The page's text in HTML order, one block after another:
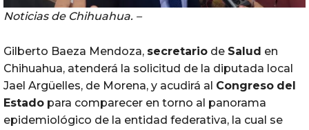
Noticias de Chihuahua. –
Gilberto Baeza Mendoza, secretario de Salud en
Chihuahua, atenderá la solicitud de la diputada local
Jael Argüelles, de Morena, y acudirá al Congreso del
Estado para comparecer en torno al panorama
epidemiológico de la entidad federativa, la cual se